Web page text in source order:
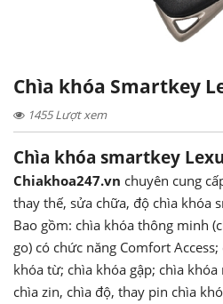
Chìa khóa Smartkey
1455 Lượt xem
Chìa khóa smartkey
Chiakhoa247.vn chuyên cung
thay thế, sửa chữa, độ chìa khóa
Bao gồm: chìa khóa thông minh
go) có chức năng Comfort
khóa từ; chìa khóa gập; chìa
chìa zin, chìa độ, thay pin chìa